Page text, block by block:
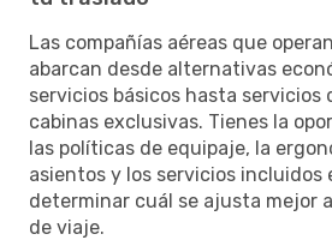
Las compañías aéreas que
abarcan desde alternativas
servicios básicos hasta servicios
cabinas exclusivas. Tienes la
las políticas de equipaje, la
asientos y los servicios incluidos
determinar cuál se ajusta mejor
de viaje.